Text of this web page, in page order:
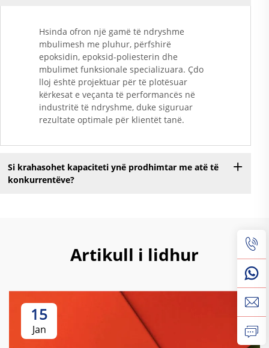
Hsinda ofron një gamë të ndryshme
mbulimesh me pluhur, përfshirë
epoksidin, epoksid-poliesterin dhe
mbulimet funksionale specializuara. Çdo
lloj është projektuar për të plotësuar
kërkesat e veçanta të performancës në
industritë të ndryshme, duke siguruar
rezultate optimale për klientët tanë.
Si krahasohet kapaciteti ynë prodhimtar me atë të
konkurrentëve?
Artikull i lidhur
15
Jan